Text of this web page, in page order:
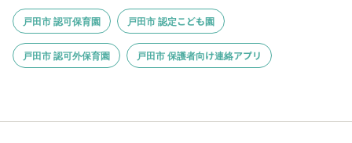
戸田市 認可保育園 戸田市 認定こども園
戸田市 認可外保育園 戸田市 保護者向け連絡アプリ